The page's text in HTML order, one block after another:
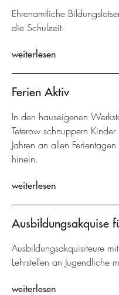
Ehrenamtliche
die Schulzeit.
weiterlesen
Ferien Aktiv
In den hauseigenen
Teterow schnuppern
Jahren an allen
hinein.
weiterlesen
Ausbildungsakquise
Ausbildungsakquisiteure
Lehrstellen an Jugendliche
weiterlesen